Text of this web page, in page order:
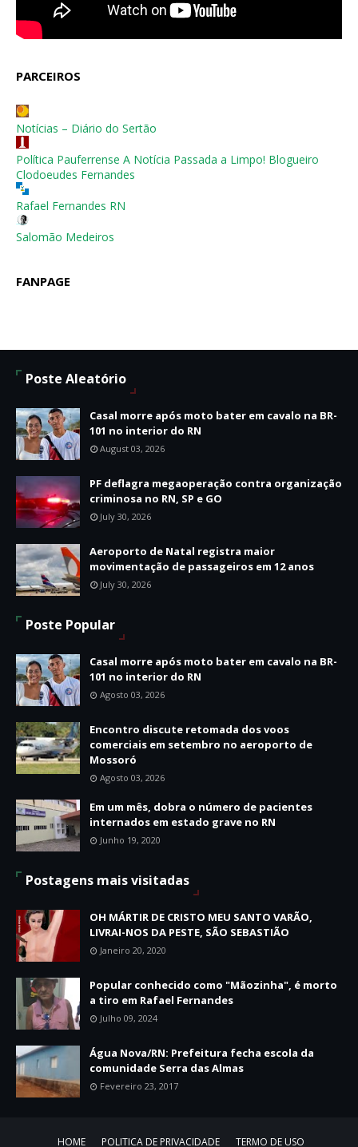
PARCEIROS
Notícias – Diário do Sertão
Política Pauferrense A Notícia Passada a Limpo! Blogueiro
Clodoeudes Fernandes
Rafael Fernandes RN
Salomão Medeiros
FANPAGE
Poste Aleatório
Casal morre após moto bater em cavalo na BR-
101 no interior do RN
August 03, 2026
PF deflagra megaoperação contra organização
criminosa no RN, SP e GO
July 30, 2026
Aeroporto de Natal registra maior
movimentação de passageiros em 12 anos
July 30, 2026
Poste Popular
Casal morre após moto bater em cavalo na BR-
101 no interior do RN
Agosto 03, 2026
Encontro discute retomada dos voos
comerciais em setembro no aeroporto de
Mossoró
Agosto 03, 2026
Em um mês, dobra o número de pacientes
internados em estado grave no RN
Junho 19, 2020
Postagens mais visitadas
OH MÁRTIR DE CRISTO MEU SANTO VARÃO,
LIVRAI-NOS DA PESTE, SÃO SEBASTIÃO
Janeiro 20, 2020
Popular conhecido como "Mãozinha", é morto
a tiro em Rafael Fernandes
Julho 09, 2024
Água Nova/RN: Prefeitura fecha escola da
comunidade Serra das Almas
Fevereiro 23, 2017
HOME POLITICA DE PRIVACIDADE TERMO DE USO